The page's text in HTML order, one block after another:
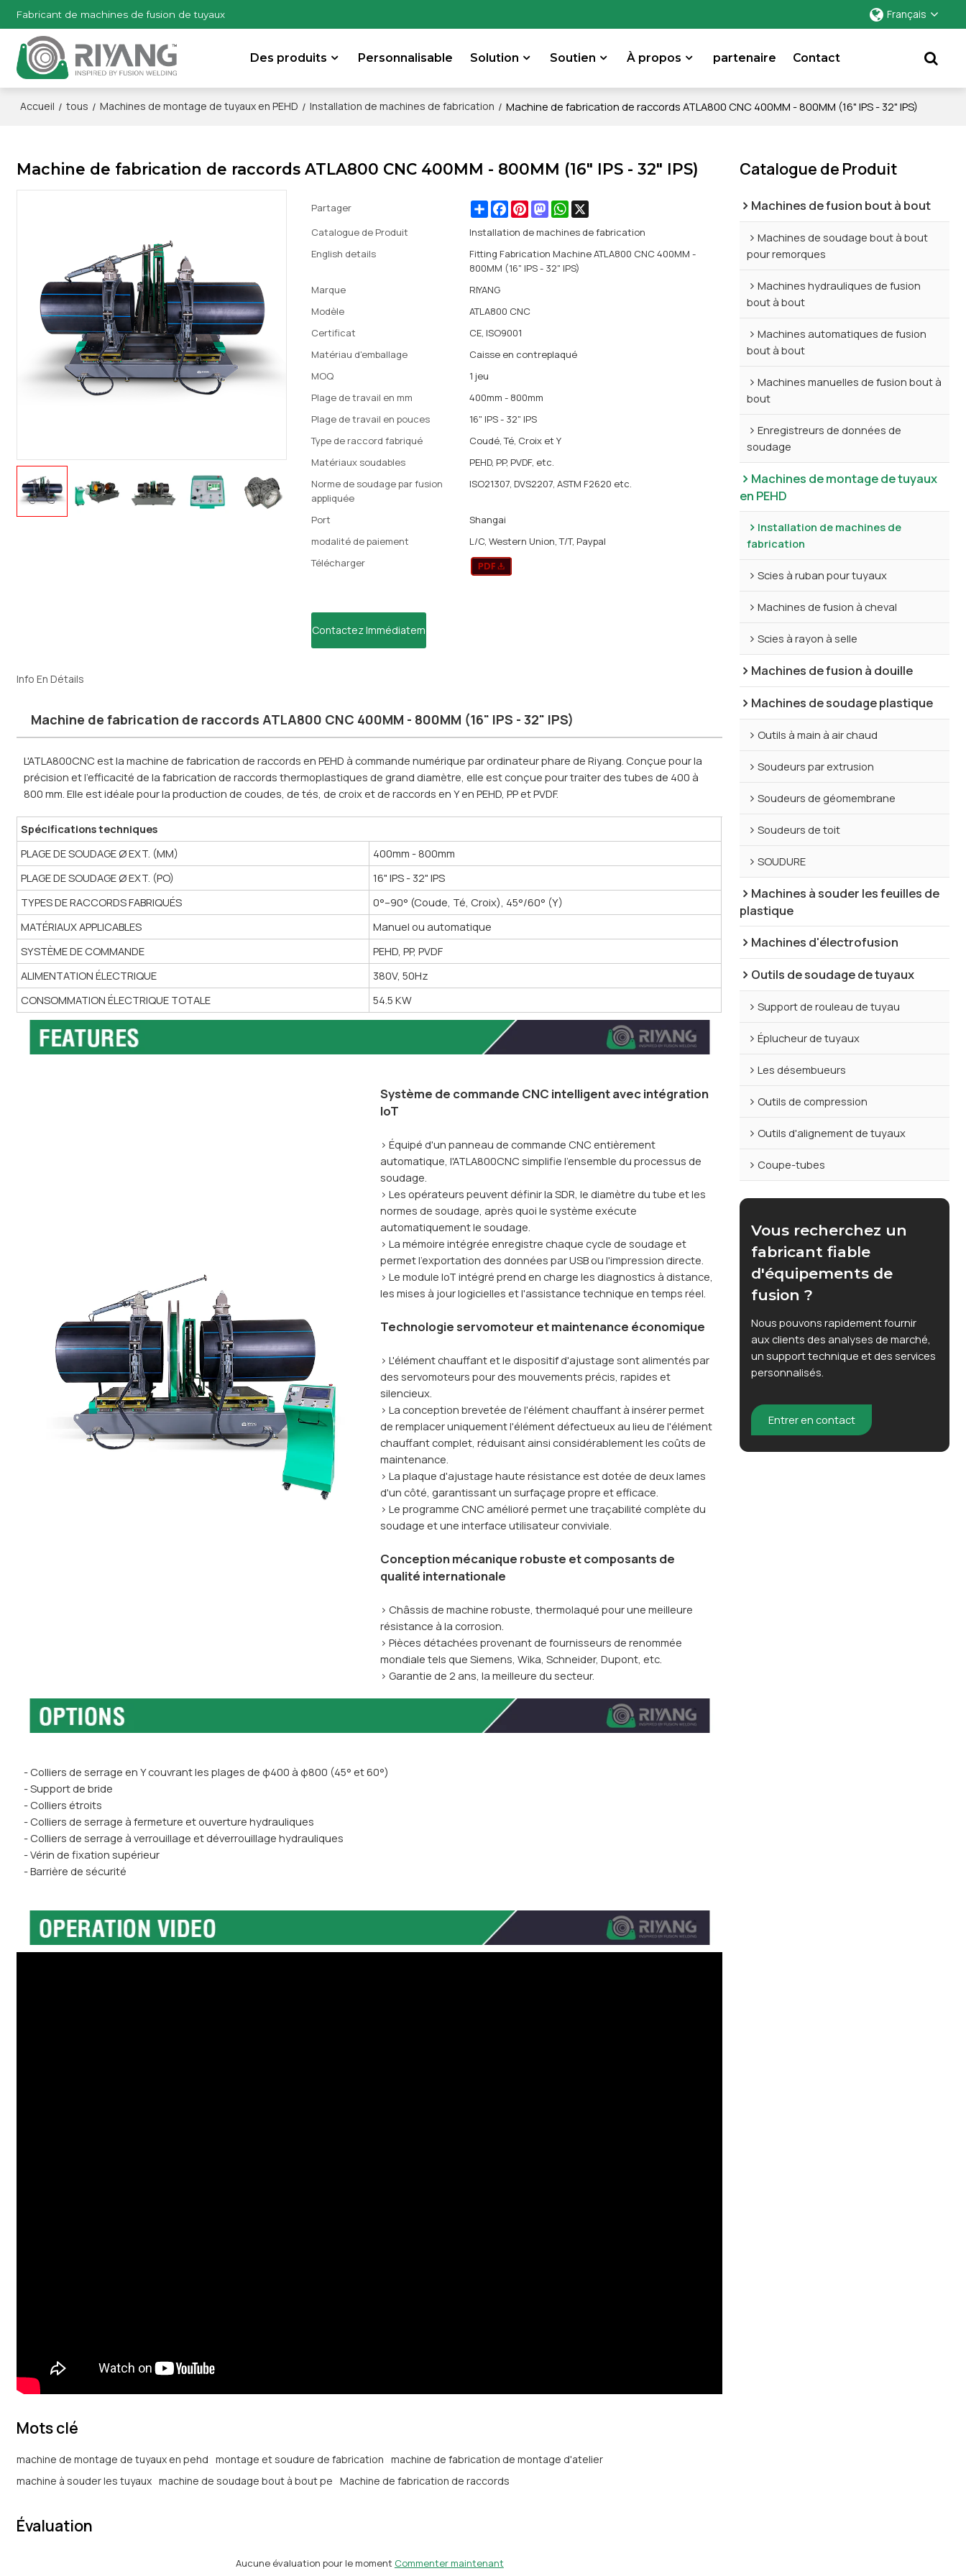
Fabricant de machines de fusion de tuyaux Français
Des produits Personnalisable Solution Soutien À propos partenaire Contact
Accueil / tous / Machines de montage de tuyaux en PEHD / Installation de machines de fabrication / Machine de fabrication de raccords ATLA800 CNC 400MM - 800MM (16" IPS - 32" IPS)
Machine de fabrication de raccords ATLA800 CNC 400MM - 800MM (16" IPS - 32" IPS)
Partager ShareFacebook
PinterestMastodonWhatsApp
Catalogue de Produit
Installation de machines de fabrication
English details
Fitting Fabrication Machine ATLA800 CNC 400MM -
800MM (16" IPS - 32" IPS)
Marque
RIYANG
Modèle
ATLA800 CNC
Certificat
CE, ISO9001
Matériau d'emballage
Caisse en contreplaqué
MOQ
1 jeu
Plage de travail en mm
400mm - 800mm
Plage de travail en pouces
16" IPS - 32" IPS
Type de raccord fabriqué
Coudé, Té, Croix et Y
Matériaux soudables
PEHD, PP, PVDF, etc.
Norme de soudage par fusion
appliquée
ISO21307, DVS2207, ASTM F2620 etc.
Port
Shangai
modalité de paiement
L/C, Western Union, T/T, Paypal
Télécharger
Contactez Immédiatement
Info En Détails
Machine de fabrication de raccords ATLA800 CNC 400MM - 800MM (16" IPS - 32" IPS)
L'ATLA800CNC est la machine de fabrication de raccords en PEHD à commande numérique par ordinateur phare de Riyang. Conçue pour la
précision et l'efficacité de la fabrication de raccords thermoplastiques de grand diamètre, elle est conçue pour traiter des tubes de 400 à
800 mm. Elle est idéale pour la production de coudes, de tés, de croix et de raccords en Y en PEHD, PP et PVDF.
Spécifications techniques
PLAGE DE SOUDAGE Ø EXT. (MM)
400mm - 800mm
PLAGE DE SOUDAGE Ø EXT. (PO)
16" IPS - 32" IPS
TYPES DE RACCORDS FABRIQUÉS
0°–90° (Coude, Té, Croix), 45°/60° (Y)
MATÉRIAUX APPLICABLES
Manuel ou automatique
SYSTÈME DE COMMANDE
PEHD, PP, PVDF
ALIMENTATION ÉLECTRIQUE
380V, 50Hz
CONSOMMATION ÉLECTRIQUE TOTALE
54.5 KW
Système de commande CNC intelligent avec intégration
IoT
> Équipé d'un panneau de commande CNC entièrement
automatique, l'ATLA800CNC simplifie l'ensemble du processus de
soudage.
> Les opérateurs peuvent définir la SDR, le diamètre du tube et les
normes de soudage, après quoi le système exécute
automatiquement le soudage.
> La mémoire intégrée enregistre chaque cycle de soudage et
permet l'exportation des données par USB ou l'impression directe.
> Le module IoT intégré prend en charge les diagnostics à distance,
les mises à jour logicielles et l'assistance technique en temps réel.
Technologie servomoteur et maintenance économique
> L'élément chauffant et le dispositif d'ajustage sont alimentés par
des servomoteurs pour des mouvements précis, rapides et
silencieux.
> La conception brevetée de l'élément chauffant à insérer permet
de remplacer uniquement l'élément défectueux au lieu de l'élément
chauffant complet, réduisant ainsi considérablement les coûts de
maintenance.
> La plaque d'ajustage haute résistance est dotée de deux lames
d'un côté, garantissant un surfaçage propre et efficace.
> Le programme CNC amélioré permet une traçabilité complète du
soudage et une interface utilisateur conviviale.
Conception mécanique robuste et composants de
qualité internationale
> Châssis de machine robuste, thermolaqué pour une meilleure
résistance à la corrosion.
> Pièces détachées provenant de fournisseurs de renommée
mondiale tels que Siemens, Wika, Schneider, Dupont, etc.
> Garantie de 2 ans, la meilleure du secteur.
- Colliers de serrage en Y couvrant les plages de φ400 à φ800 (45° et 60°)
- Support de bride
- Colliers étroits
- Colliers de serrage à fermeture et ouverture hydrauliques
- Colliers de serrage à verrouillage et déverrouillage hydrauliques
- Vérin de fixation supérieur
- Barrière de sécurité
Mots clé
machine de montage de tuyaux en pehd montage et soudure de fabrication
machine de fabrication de montage d'atelier
machine à souder les tuyaux machine de soudage bout à bout pe Machine de fabrication de raccords
Évaluation
Aucune évaluation pour le moment Commenter maintenant
Catalogue de Produit
Machines de fusion bout à bout
Machines de soudage bout à bout
pour remorques
Machines hydrauliques de fusion
bout à bout
Machines automatiques de fusion
bout à bout
Machines manuelles de fusion bout à
bout
Enregistreurs de données de
soudage
Machines de montage de tuyaux
en PEHD
Installation de machines de
fabrication
Scies à ruban pour tuyaux
Machines de fusion à cheval
Scies à rayon à selle
Machines de fusion à douille
Machines de soudage plastique
Outils à main à air chaud
Soudeurs par extrusion
Soudeurs de géomembrane
Soudeurs de toit
SOUDURE
Machines à souder les feuilles de
plastique
Machines d'électrofusion
Outils de soudage de tuyaux
Support de rouleau de tuyau
Éplucheur de tuyaux
Les désembueurs
Outils de compression
Outils d'alignement de tuyaux
Coupe-tubes
Vous recherchez un
fabricant fiable
d'équipements de
fusion ?
Nous pouvons rapidement fournir
aux clients des analyses de marché,
un support technique et des services
personnalisés.
Entrer en contact